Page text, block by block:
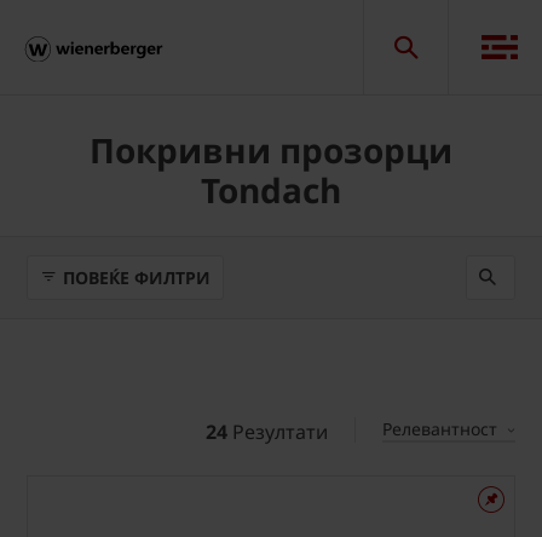
Покривни прозорци
Tondach
ПОВЕЌЕ ФИЛТРИ
24 Резултати Релевантност